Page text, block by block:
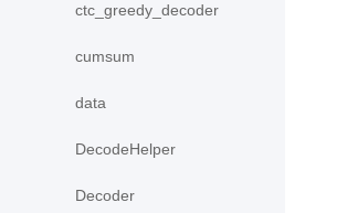
ctc_greedy_decoder
cumsum
data
DecodeHelper
Decoder